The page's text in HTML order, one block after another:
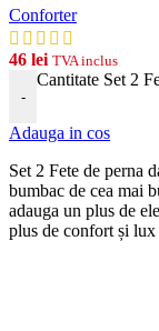
Conforter
46 lei TVA inclus
-
Cantitate Set 2
Adauga in cos
Set 2 Fete de perna
bumbac de cea mai b
adauga un plus de
plus de confort și